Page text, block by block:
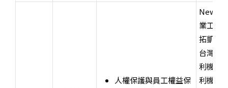
人權保護與員工權益保
New
業工程
拓凱實
台灣高
利機企
利機貿